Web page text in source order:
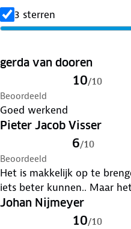
3 sterren
gerda van dooren
10/10
Beoordeeld
Goed werkend
Pieter Jacob Visser
6/10
Beoordeeld
Het is makkelijk op te
iets beter kunnen.. Maar
Johan Nijmeyer
10/10